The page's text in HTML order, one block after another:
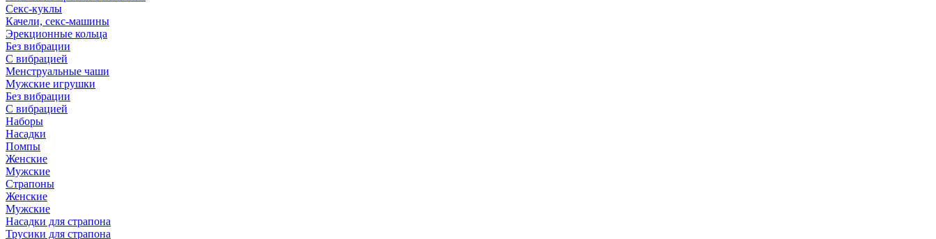
Секс-куклы
Качели, секс-машины
Эрекционные кольца
Без вибрации
С вибрацией
Менструальные чаши
Мужские игрушки
Без вибрации
С вибрацией
Наборы
Насадки
Помпы
Женские
Мужские
Страпоны
Женские
Мужские
Насадки для страпона
Трусики для страпона